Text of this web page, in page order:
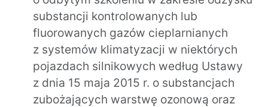
substancji kontrolowanych lub
fluorowanych gazów cieplarnianych
z systemów klimatyzacji w niektórych
pojazdach silnikowych według Ustawy
z dnia 15 maja 2015 r. o substancjach
zubożających warstwę ozonową oraz